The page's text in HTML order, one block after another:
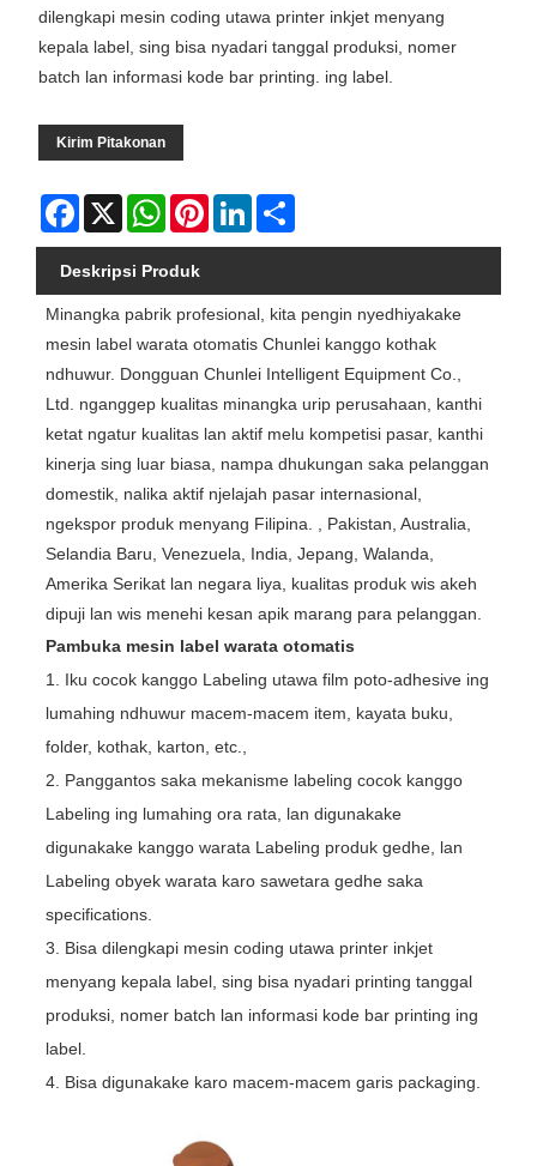
dilengkapi mesin coding utawa printer inkjet menyang
kepala label, sing bisa nyadari tanggal produksi, nomer
batch lan informasi kode bar printing. ing label.
Kirim Pitakonan
Facebook
X WhatsAppPinterestLinkedIn
Deskripsi Produk
Minangka pabrik profesional, kita pengin nyedhiyakake
mesin label warata otomatis Chunlei kanggo kothak
ndhuwur. Dongguan Chunlei Intelligent Equipment Co.,
Ltd. nganggep kualitas minangka urip perusahaan, kanthi
ketat ngatur kualitas lan aktif melu kompetisi pasar, kanthi
kinerja sing luar biasa, nampa dhukungan saka pelanggan
domestik, nalika aktif njelajah pasar internasional,
ngekspor produk menyang Filipina. , Pakistan, Australia,
Selandia Baru, Venezuela, India, Jepang, Walanda,
Amerika Serikat lan negara liya, kualitas produk wis akeh
dipuji lan wis menehi kesan apik marang para pelanggan.
Pambuka mesin label warata otomatis
1. Iku cocok kanggo Labeling utawa film poto-adhesive ing
lumahing ndhuwur macem-macem item, kayata buku,
folder, kothak, karton, etc.,
2. Panggantos saka mekanisme labeling cocok kanggo
Labeling ing lumahing ora rata, lan digunakake
digunakake kanggo warata Labeling produk gedhe, lan
Labeling obyek warata karo sawetara gedhe saka
specifications.
3. Bisa dilengkapi mesin coding utawa printer inkjet
menyang kepala label, sing bisa nyadari printing tanggal
produksi, nomer batch lan informasi kode bar printing ing
label.
4. Bisa digunakake karo macem-macem garis packaging.